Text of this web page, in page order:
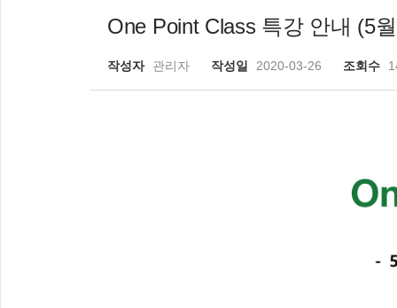
One Point Class 특강 안내 (5
작성자 관리자 작성일 2020-03-26 조회수